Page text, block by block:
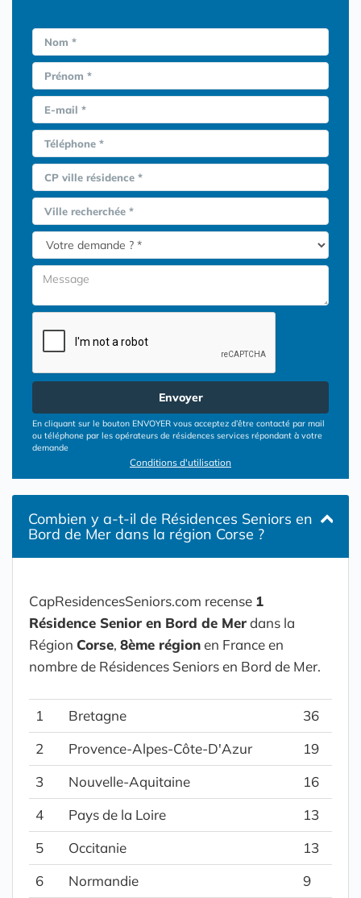
Nom *
Prénom *
E-mail *
Téléphone *
CP ville résidence *
Ville recherchée *
Envoyer
En cliquant sur le bouton ENVOYER vous acceptez d’être contacté par mail
ou téléphone par les opérateurs de résidences services répondant à votre
demande
Conditions d'utilisation
Combien y a-t-il de Résidences Seniors en
Bord de Mer dans la région Corse ?
CapResidencesSeniors.com recense 1
Résidence Senior en Bord de Merdans la
Région Corse, 8ème régionen France en
nombre de Résidences Seniors en Bord de Mer.
1 Bretagne
36
2
Provence-Alpes-Côte-D'Azur
19
3
Nouvelle-Aquitaine
16
4
Pays de la Loire
13
5
Occitanie
13
6
Normandie 9